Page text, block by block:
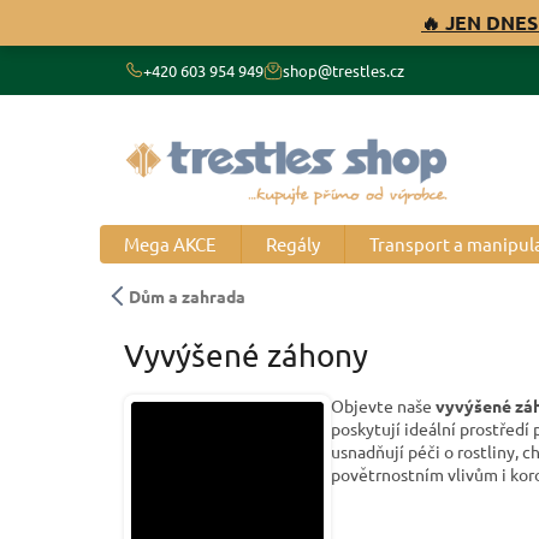
🔥 JEN
+420 603 954 949 shop@trestles.cz
Mega AKCE Regály Transport a
Dům a zahrada
Vyvýšené záhony
Objevte naše vyvýšené
poskytují ideální prostředí
usnadňují péči o rostliny,
povětrnostním vlivům i